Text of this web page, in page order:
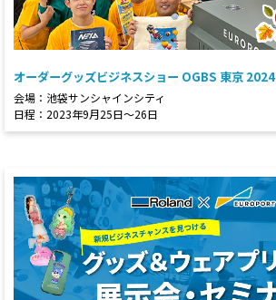
オーダーグッズビジネスショー OGBS 東京 2024
会場：池袋サンシャインシティ
日程：2023年9月25日～26日